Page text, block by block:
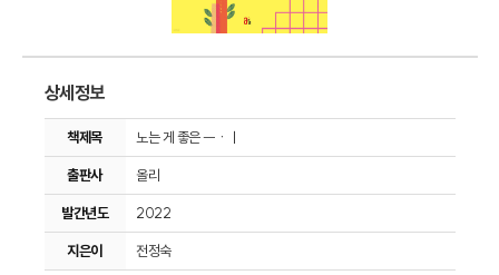
상세정보
책제목 노는 게 좋은 ㅡㆍㅣ
출판사 올리
발간년도 2022
지은이 전정숙